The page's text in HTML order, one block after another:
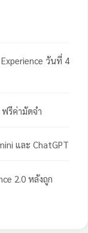
วันที่ 4
รีค่ามัดจำ
และ ChatGPT
2.0 หลังถูก